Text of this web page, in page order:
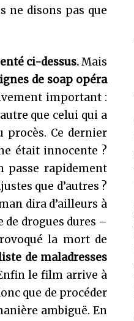
ne disons pas que
ci-dessus.Mais
de soap opéra
important :
que celui qui a
procès. Ce dernier
était innocente ?
rapidement
que d’autres ?
dira d’ailleurs à
drogues dures –
la mort de
de maladresses
le film arrive à
que de procéder
ambiguë. En